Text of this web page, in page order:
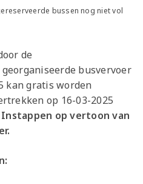
bussen nog niet vol
de
busvervoer
kan gratis worden
op 16-03-2025
Instappen op vertoon van